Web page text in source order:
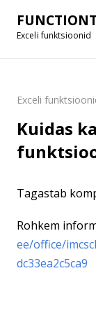
Exceli funktsioonid
Exceli
Kuidas
Tagastab
Rohkem
ee/office/
dc33ea2c5ca9